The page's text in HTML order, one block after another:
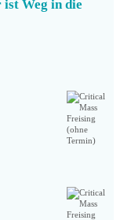
Weg in die